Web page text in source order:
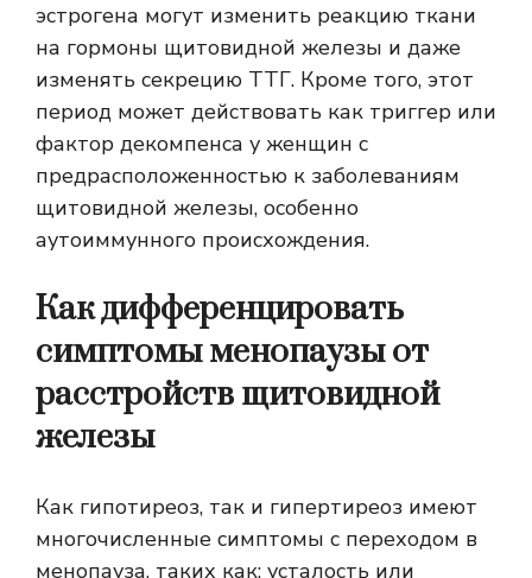
эстрогена могут изменить реакцию ткани
на гормоны щитовидной железы и даже
изменять секрецию ТТГ. Кроме того, этот
период может действовать как триггер или
фактор декомпенса у женщин с
предрасположенностью к заболеваниям
щитовидной железы, особенно
аутоиммунного происхождения.
Как дифференцировать
симптомы менопаузы от
расстройств щитовидной
железы
Как гипотиреоз, так и гипертиреоз имеют
многочисленные симптомы с переходом в
менопауза, таких как: усталость или